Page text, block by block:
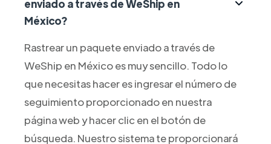
enviado a través de WeShip en
México?
Rastrear un paquete enviado a través de
WeShip en México es muy sencillo. Todo lo
que necesitas hacer es ingresar el número de
seguimiento proporcionado en nuestra
página web y hacer clic en el botón de
búsqueda. Nuestro sistema te proporcionará